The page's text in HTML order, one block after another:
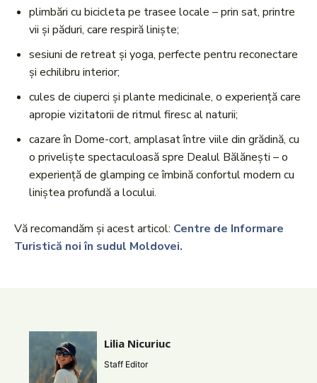
plimbări cu bicicleta pe trasee locale – prin sat, printre
vii și păduri, care respiră liniște;
sesiuni de retreat și yoga, perfecte pentru reconectare
și echilibru interior;
cules de ciuperci și plante medicinale, o experiență care
apropie vizitatorii de ritmul firesc al naturii;
cazare în Dome-cort, amplasat între viile din grădină, cu
o priveliște spectaculoasă spre Dealul Bălănești – o
experiență de glamping ce îmbină confortul modern cu
liniștea profundă a locului.
Vă recomandăm și acest articol: Centre de Informare
Turistică noi în sudul Moldovei.
Lilia Nicuriuc
Staff Editor